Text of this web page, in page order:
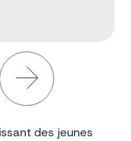
des jeunes